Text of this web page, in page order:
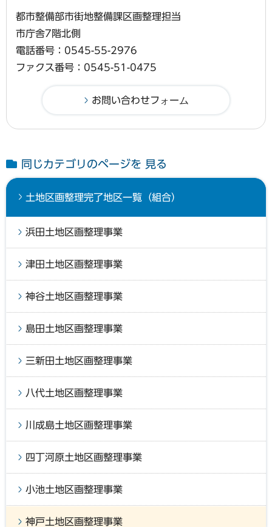
都市整備部市街地整備課区画整理担当
市庁舎7階北側
電話番号：0545-55-2976
ファクス番号：0545-51-0475
同じカテゴリのページを 見る
土地区画整理完了地区一覧（組合）
浜田土地区画整理事業
津田土地区画整理事業
神谷土地区画整理事業
島田土地区画整理事業
三新田土地区画整理事業
八代土地区画整理事業
川成島土地区画整理事業
四丁河原土地区画整理事業
小池土地区画整理事業
神戸土地区画整理事業